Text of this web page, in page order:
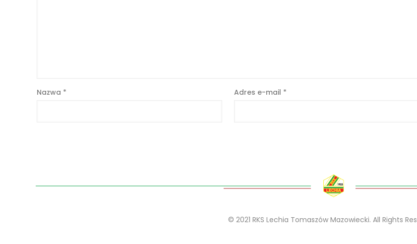
Nazwa * Adres e-mail *
© 2021 RKS Lechia Tomaszów Mazowiecki. All Rights